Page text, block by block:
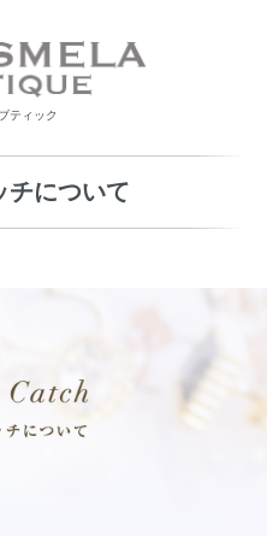
ティック
チについて